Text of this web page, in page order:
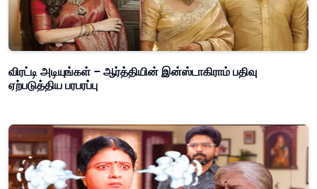
விரட்டி அடியுங்கள் – ஆர்த்தியின் இன்ஸ்டாகிராம் பதிவு
ஏற்படுத்திய பரபரப்பு